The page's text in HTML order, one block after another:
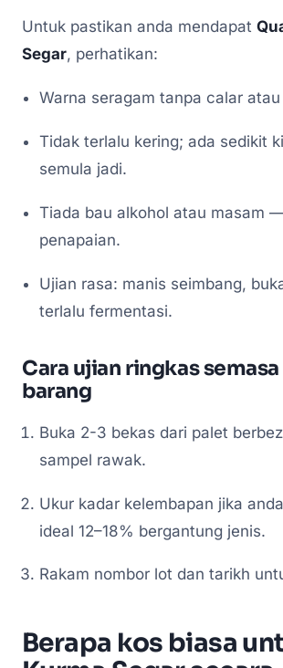
Untuk pastikan anda mendapat
Segar, perhatikan:
Warna seragam tanpa calar
Tidak terlalu kering; ada sedikit
semula jadi.
Tiada bau alkohol atau masam
penapaian.
Ujian rasa: manis seimbang,
terlalu fermentasi.
Cara ujian ringkas
barang
Buka 2-3 bekas dari palet
sampel rawak.
Ukur kadar kelembapan jika
ideal 12–18% bergantung jenis.
Rakam nombor lot dan tarikh
Berapa kos biasa